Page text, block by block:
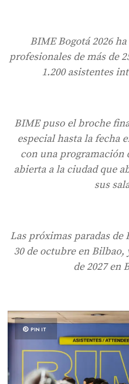
BIME Bogotá 2026
profesionales de más de
1.200 asistentes
BIME puso el broche
especial hasta la fecha
con una programación
abierta a la ciudad que
sus
Las próximas paradas de
30 de octubre en Bilbao,
de 2027 en
PIN IT